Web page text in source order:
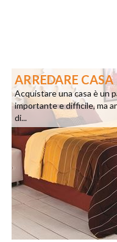
ARREDARE CASA
Acquistare una casa è un
importante e difficile, ma
di...